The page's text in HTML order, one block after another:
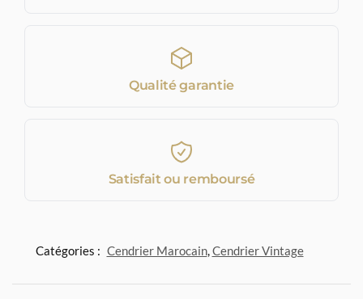
Qualité garantie
Satisfait ou remboursé
Catégories : Cendrier Marocain,Cendrier Vintage